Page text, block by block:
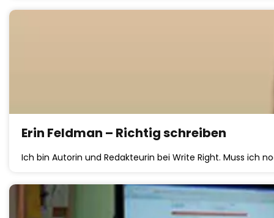
Erin Feldman – Richtig schreiben
Ich bin Autorin und Redakteurin bei Write Right. Muss ich